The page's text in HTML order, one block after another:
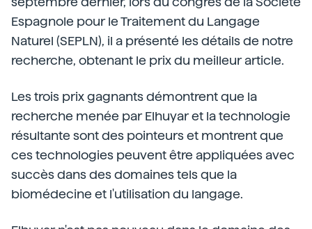
Espagnole pour le Traitement du Langage
Naturel (SEPLN), il a présenté les détails de notre
recherche, obtenant le prix du meilleur article.
Les trois prix gagnants démontrent que la
recherche menée par Elhuyar et la technologie
résultante sont des pointeurs et montrent que
ces technologies peuvent être appliquées avec
succès dans des domaines tels que la
biomédecine et l'utilisation du langage.